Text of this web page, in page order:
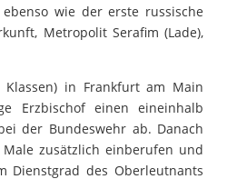
wie der erste russische
Metropolit Serafim (Lade),
in Frankfurt am Main
Erzbischof einen eineinhalb
der Bundeswehr ab. Danach
zusätzlich einberufen und
Dienstgrad des Oberleutnants